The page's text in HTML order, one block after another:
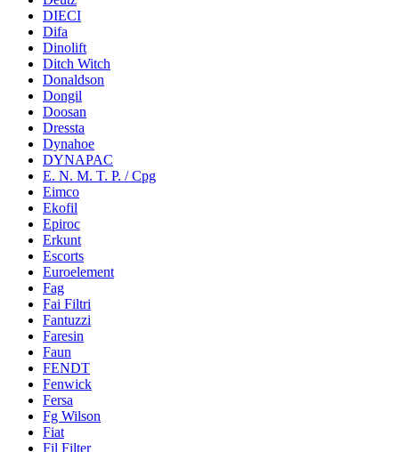
DIECI
Difa
Dinolift
Ditch Witch
Donaldson
Dongil
Doosan
Dressta
Dynahoe
DYNAPAC
E. N. M. T. P. / Cpg
Eimco
Ekofil
Epiroc
Erkunt
Escorts
Euroelement
Fag
Fai Filtri
Fantuzzi
Faresin
Faun
FENDT
Fenwick
Fersa
Fg Wilson
Fiat
Fil Filter